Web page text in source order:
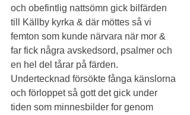
och obefintlig nattsömn gick bilfärden
till Källby kyrka & där möttes så vi
femton som kunde närvara när mor &
far fick några avskedsord, psalmer och
en hel del tårar på färden.
Undertecknad försökte fånga känslorna
och förloppet så gott det gick under
tiden som minnesbilder for genom